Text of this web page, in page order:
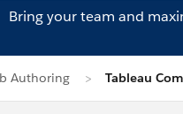
Bring your team and
Authoring Tableau